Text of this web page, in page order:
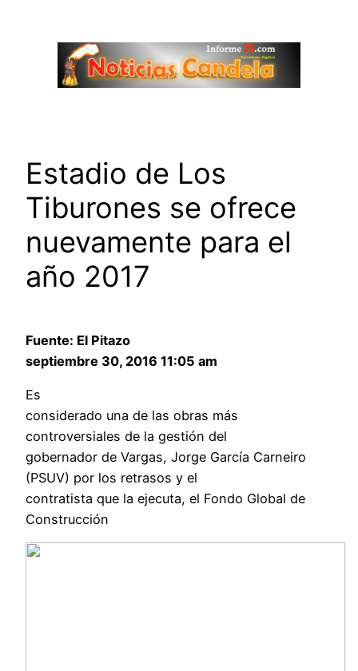
contenido
Estadio de Los
Tiburones se ofrece
nuevamente para el
año 2017
Fuente: El Pitazo
septiembre 30, 2016 11:05 am
Es
considerado una de las obras más
controversiales de la gestión del
gobernador de Vargas, Jorge García Carneiro
(PSUV) por los retrasos y el
contratista que la ejecuta, el Fondo Global de
Construcción